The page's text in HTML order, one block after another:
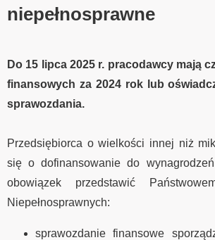
niepełnosprawne
Do 15 lipca 2025 r. pracodawcy mają
finansowych za 2024 rok lub
sprawozdania.
Przedsiębiorca o wielkości innej niż
się o dofinansowanie do
obowiązek przedstawić
Niepełnosprawnych:
sprawozdanie finansowe